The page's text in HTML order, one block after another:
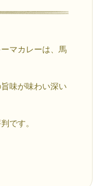
マカレーは、馬
味が味わい深い
です。